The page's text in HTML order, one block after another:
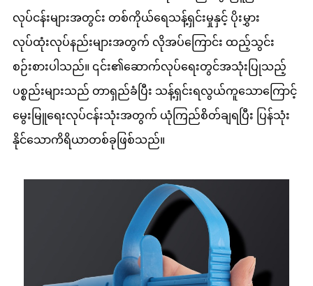
လုပ်ငန်းများအတွင်း တစ်ကိုယ်ရေသန့်ရှင်းမှုနှင့် ပိုးမွှား
လုပ်ထုံးလုပ်နည်းများအတွက် လိုအပ်ကြောင်း ထည့်သွင်း
စဉ်းစားပါသည်။ ၎င်း၏ဆောက်လုပ်ရေးတွင်အသုံးပြုသည့်
ပစ္စည်းများသည် တာရှည်ခံပြီး သန့်ရှင်းရလွယ်ကူသောကြောင့်
မွေးမြူရေးလုပ်ငန်းသုံးအတွက် ယုံကြည်စိတ်ချရပြီး ပြန်သုံး
နိုင်သောကိရိယာတစ်ခုဖြစ်သည်။